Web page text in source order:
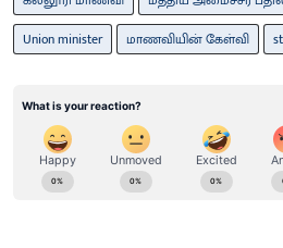
Union minister
மாணவியின் கேள்வி